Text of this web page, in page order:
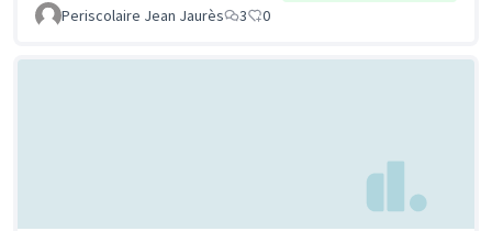
Periscolaire Jean Jaurès
3 0